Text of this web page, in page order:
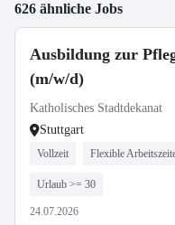
626 ähnliche Jobs
Ausbildung zur
(m/w/d)
Katholisches Stadtdekanat
Stuttgart
Vollzeit Flexible
Urlaub >= 30
24.07.2026